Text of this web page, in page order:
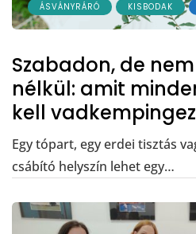
ÁSVÁNYRÁRÓ KISBODAK
Szabadon, de
nélkül: amit
kell
Egy tópart, egy erdei tisztás
csábító helyszín lehet egy…